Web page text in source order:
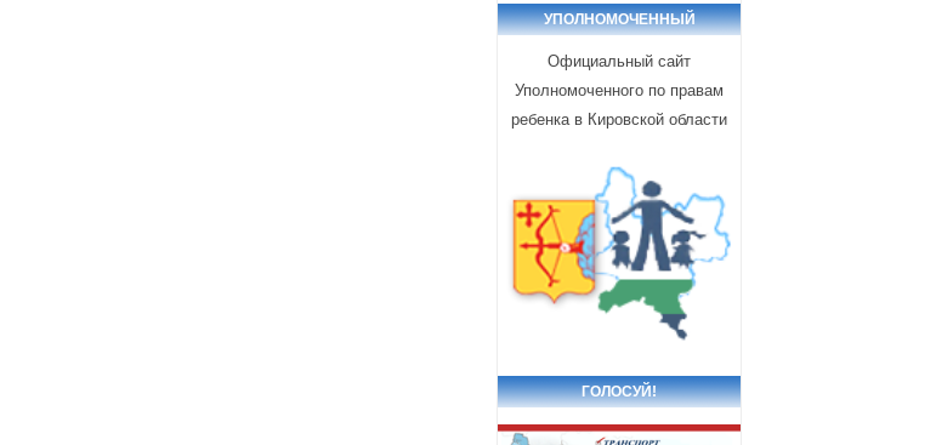
УПОЛНОМОЧЕННЫЙ
Официальный сайт
Уполномоченного по правам
ребенка в Кировской области
ГОЛОСУЙ!